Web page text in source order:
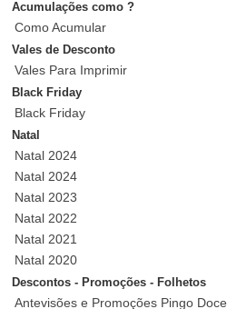
Acumulações como ?
Como Acumular
Vales de Desconto
Vales Para Imprimir
Black Friday
Black Friday
Natal
Natal 2024
Natal 2024
Natal 2023
Natal 2022
Natal 2021
Natal 2020
Descontos - Promoções - Folhetos
Antevisões e Promoções Pingo Doce